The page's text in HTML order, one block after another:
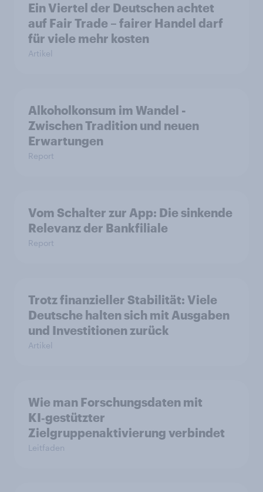
Ein Viertel der Deutschen achtet
auf Fair Trade – fairer Handel darf
für viele mehr kosten
Artikel
Alkoholkonsum im Wandel​ -
Zwischen Tradition und neuen
Erwartungen
Report
Vom Schalter zur App: Die sinkende
Relevanz der Bankfiliale
Report
Trotz finanzieller Stabilität: Viele
Deutsche halten sich mit Ausgaben
und Investitionen zurück
Artikel
Wie man Forschungsdaten mit
KI‑gestützter
Zielgruppenaktivierung verbindet
Leitfaden